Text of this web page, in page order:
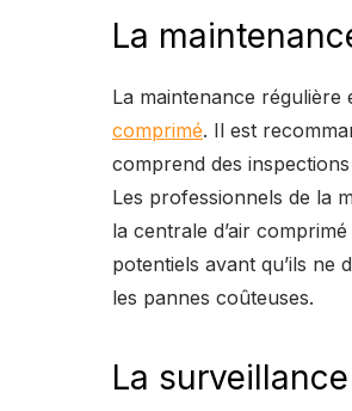
La
La maintenance régulière
comprimé. Il est
comprend des
Les professionnels de la
la centrale d’air
potentiels avant qu’ils
les pannes coûteuses.
La